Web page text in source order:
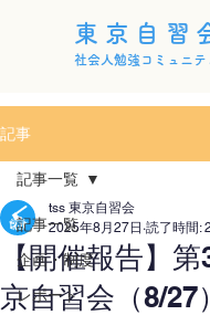
東京自習
社会人勉強コミュニテ
記事
記事一覧
企画・制度
レポート
記事一覧
【開催報告】
京自習会（8/27
tss 東京自習会
2025年8月27日 読了時間: